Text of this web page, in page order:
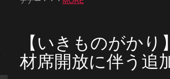
【いきものがか
材席開放に伴う追